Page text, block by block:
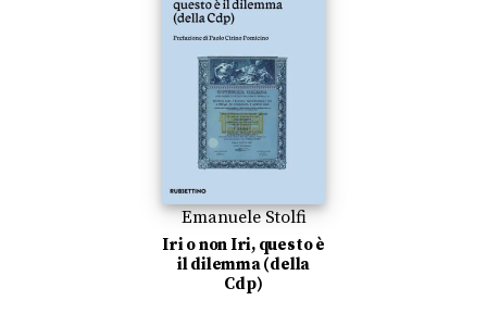
Emanuele Stolfi
Iri o non Iri, questo è
il dilemma (della
Cdp)